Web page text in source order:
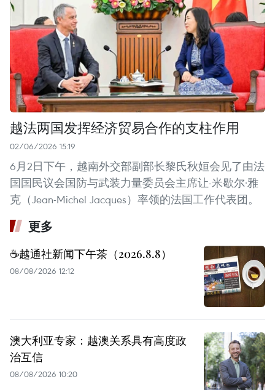
越法两国发挥经济贸易合作的支柱作用
02/06/2026 15:19
6月2日下午，越南外交部副部长黎氏秋姮会见了由法
国国民议会国防与武装力量委员会主席让-米歇尔·雅
克（Jean-Michel Jacques）率领的法国工作代表团。
更多
☕️越通社新闻下午茶（2026.8.8）
08/08/2026 12:12
澳大利亚专家：越澳关系具有高度政
治互信
08/08/2026 10:20